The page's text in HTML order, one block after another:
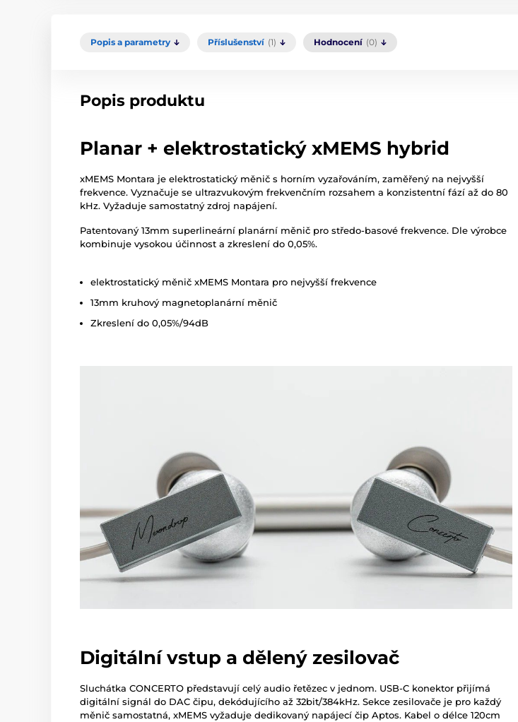
Popis a parametry Příslušenství (1) Hodnocení (0)
Popis produktu
Planar + elektrostatický xMEMS hybrid
xMEMS Montara je elektrostatický měnič s horním vyzařováním, zaměřený na nejvyšší
frekvence. Vyznačuje se ultrazvukovým frekvenčním rozsahem a konzistentní fází až do 80
kHz. Vyžaduje samostatný zdroj napájení.
Patentovaný 13mm superlineární planární měnič pro středo-basové frekvence. Dle výrobce
kombinuje vysokou účinnost a zkreslení do 0,05%.
elektrostatický měnič xMEMS Montara pro nejvyšší frekvence
13mm kruhový magnetoplanární měnič
Zkreslení do 0,05%/94dB
Digitální vstup a dělený zesilovač
Sluchátka CONCERTO představují celý audio řetězec v jednom. USB-C konektor přijímá
digitální signál do DAC čipu, dekódujícího až 32bit/384kHz. Sekce zesilovače je pro každý
měnič samostatná, xMEMS vyžaduje dedikovaný napájecí čip Aptos. Kabel o délce 120cm